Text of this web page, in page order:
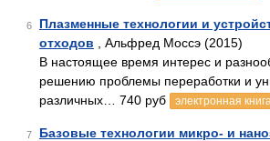
6
Плазменные технологии и
отходов , Альфред Моссэ (2015)
В настоящее время интерес и
решению проблемы переработки и
различных… 740 руб
электронная
7
Базовые технологии микро- и